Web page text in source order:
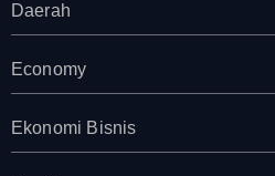
Daerah
Economy
Ekonomi Bisnis